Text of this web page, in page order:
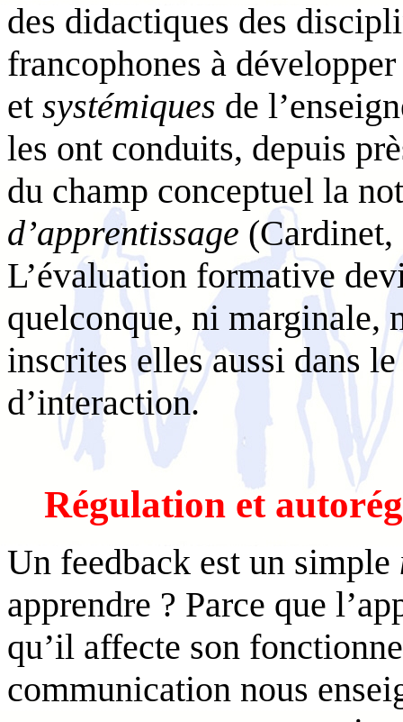
des didactiques des
francophones à
et systémiques de
les ont conduits, depuis
du champ conceptuel la
d’apprentissage
L’évaluation formative
quelconque, ni marginale,
inscrites elles aussi dans
d’interaction.
Régulation et
Un feedback est un simple
apprendre ? Parce que
qu’il affecte son
communication nous